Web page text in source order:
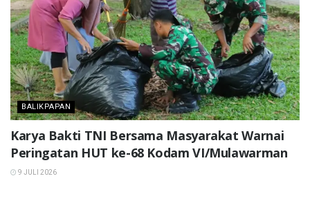
BALIKPAPAN
Karya Bakti TNI Bersama Masyarakat Warnai
Peringatan HUT ke-68 Kodam VI/Mulawarman
9 JULI 2026